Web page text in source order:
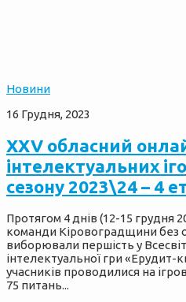
Новини
16 Грудня, 2023
ХXV обласний
інтелектуальних
сезону 2023\24 – 4
Протягом 4 днів (12-15 грудня
команди Кіровоградщини без
виборювали першість у
інтелектуальної гри «Ерудит-
учасників проводилися на
75 питань...